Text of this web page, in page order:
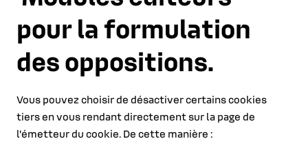
pour la formulation
des oppositions.
Vous pouvez choisir de désactiver certains cookies
tiers en vous rendant directement sur la page de
l'émetteur du cookie. De cette manière :